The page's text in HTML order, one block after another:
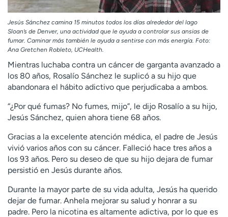
n
c
o
n
t
r
a
r
Jesús Sánchez camina 15 minutos todos los días alrededor del lago
Sloan’s de Denver, una actividad que le ayuda a controlar sus ansias de
fumar. Caminar más también le ayuda a sentirse con más energía. Foto:
Ana Gretchen Robleto, UCHealth.
Mientras luchaba contra un cáncer de garganta avanzado a
los 80 años, Rosalío Sánchez le suplicó a su hijo que
abandonara el hábito adictivo que perjudicaba a ambos.
“¿Por qué fumas? No fumes, mijo”, le dijo Rosalío a su hijo,
Jesús Sánchez, quien ahora tiene 68 años.
Gracias a la excelente atención médica, el padre de Jesús
vivió varios años con su cáncer. Falleció hace tres años a
los 93 años. Pero su deseo de que su hijo dejara de fumar
persistió en Jesús durante años.
Durante la mayor parte de su vida adulta, Jesús ha querido
dejar de fumar. Anhela mejorar su salud y honrar a su
padre. Pero la nicotina es altamente adictiva, por lo que es